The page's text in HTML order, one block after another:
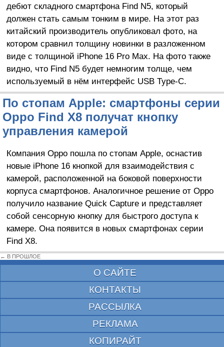
дебют складного смартфона Find N5, который
должен стать самым тонким в мире. На этот раз
китайский производитель опубликовал фото, на
котором сравнил толщину новинки в разложенном
виде с толщиной iPhone 16 Pro Max. На фото также
видно, что Find N5 будет немногим толще, чем
используемый в нём интерфейс USB Type-C.
По стопам Apple: смартфоны серии
Oppo Find X8 получат кнопку
управления камерой
Компания Oppo пошла по стопам Apple, оснастив
новые iPhone 16 кнопкой для взаимодействия с
камерой, расположенной на боковой поверхности
корпуса смартфонов. Аналогичное решение от Oppo
получило название Quick Capture и представляет
собой сенсорную кнопку для быстрого доступа к
камере. Она появится в новых смартфонах серии
Find X8.
← В ПРОШЛОЕ
О САЙТЕ
КОНТАКТЫ
РАССЫЛКА
РЕКЛАМА
КОПИРАЙТ